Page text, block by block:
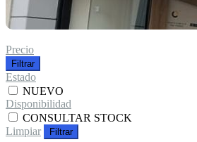
Precio
Filtrar
Estado
NUEVO
Disponibilidad
CONSULTAR STOCK
Limpiar
Filtrar